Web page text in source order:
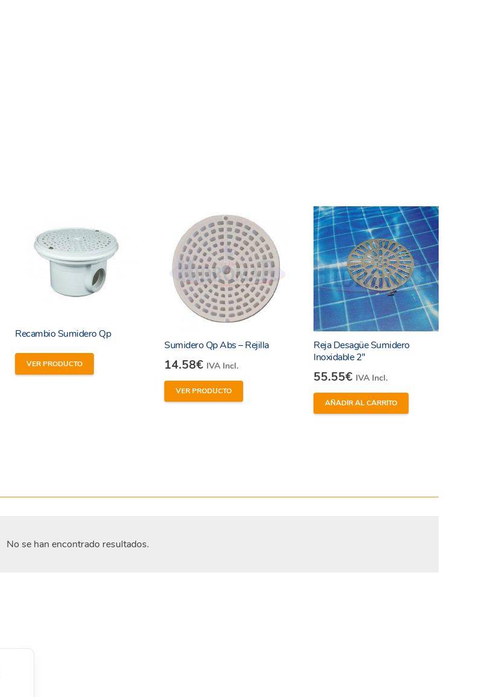
Recambio Sumidero Qp
VER PRODUCTO
Sumidero Qp Abs – Rejilla
14.58€ IVA Incl.
VER PRODUCTO
Reja Desagüe Sumidero
Inoxidable 2″
55.55€ IVA Incl.
AÑADIR AL CARRITO
No se han encontrado resultados.